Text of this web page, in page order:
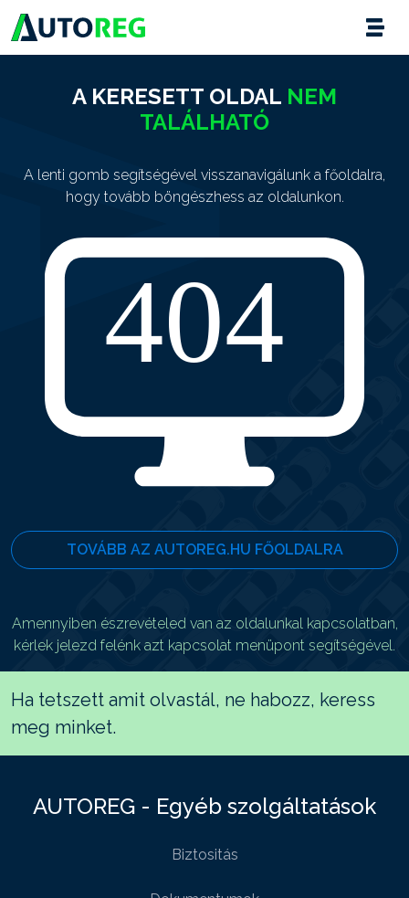
A KERESETT OLDAL NEM
TALÁLHATÓ
A lenti gomb segítségével visszanavigálunk a főoldalra,
hogy tovább böngészhess az oldalunkon.
TOVÁBB AZ AUTOREG.HU FŐOLDALRA
Amennyiben észrevételed van az oldalunkal kapcsolatban,
kérlek jelezd felénk azt kapcsolat menüpont segítségével.
Ha tetszett amit olvastál, ne habozz, keress
meg minket.
AUTOREG - Egyéb szolgáltatások
Biztositás